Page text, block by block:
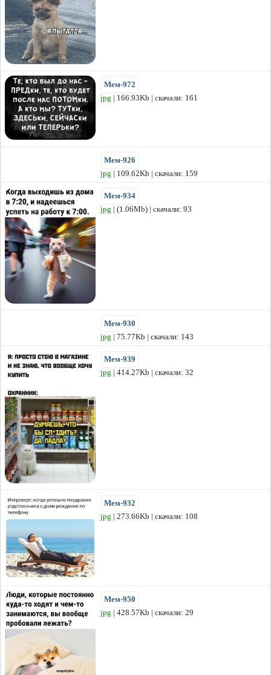
Мем-972
jpg | 166.93Kb | скачали: 161
Мем-926
jpg | 109.62Kb | скачали: 159
Мем-934
jpg | (1.06Mb) | скачали: 93
Мем-930
jpg | 75.77Kb | скачали: 143
Мем-939
jpg | 414.27Kb | скачали: 32
Мем-932
jpg | 273.66Kb | скачали: 108
Мем-950
jpg | 428.57Kb | скачали: 29